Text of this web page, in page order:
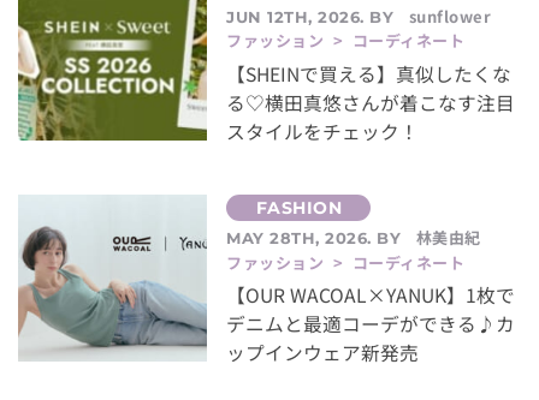
JUN 12TH, 2026. BY
sunflower
ファッション > コーディネート
【SHEINで買える】真似したくな
る♡横田真悠さんが着こなす注目
スタイルをチェック！
MAY 28TH, 2026. BY
林美由紀
ファッション > コーディネート
【OUR WACOAL×YANUK】1枚で
デニムと最適コーデができる♪カ
ップインウェア新発売